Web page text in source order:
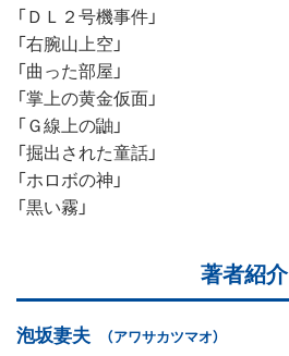
「ＤＬ２号機事件」
「右腕山上空」
「曲った部屋」
「掌上の黄金仮面」
「Ｇ線上の鼬」
「掘出された童話」
「ホロボの神」
「黒い霧」
著者紹介
泡坂妻夫 （アワサカツマオ）